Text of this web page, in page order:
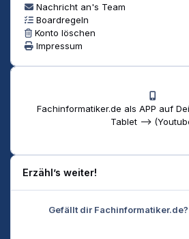
Nachricht an's Team
Boardregeln
Konto löschen
Impressum
Fachinformatiker.de als APP auf
Tablet -->
Erzähl’s weiter!
Gefällt dir Fachinformatiker.de?